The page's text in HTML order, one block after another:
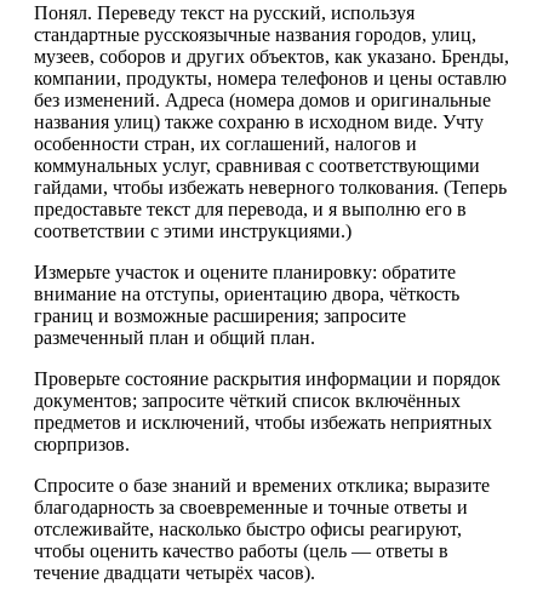
Понял. Переведу текст на русский, используя
стандартные русскоязычные названия городов, улиц,
музеев, соборов и других объектов, как указано. Бренды,
компании, продукты, номера телефонов и цены оставлю
без изменений. Адреса (номера домов и оригинальные
названия улиц) также сохраню в исходном виде. Учту
особенности стран, их соглашений, налогов и
коммунальных услуг, сравнивая с соответствующими
гайдами, чтобы избежать неверного толкования. (Теперь
предоставьте текст для перевода, и я выполню его в
соответствии с этими инструкциями.)
Измерьте участок и оцените планировку: обратите
внимание на отступы, ориентацию двора, чёткость
границ и возможные расширения; запросите
размеченный план и общий план.
Проверьте состояние раскрытия информации и порядок
документов; запросите чёткий список включённых
предметов и исключений, чтобы избежать неприятных
сюрпризов.
Спросите о базе знаний и времених отклика; выразите
благодарность за своевременные и точные ответы и
отслеживайте, насколько быстро офисы реагируют,
чтобы оценить качество работы (цель — ответы в
течение двадцати четырёх часов).